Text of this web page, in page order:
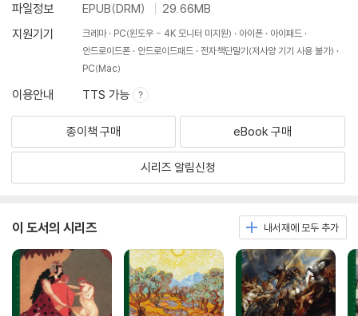
파일정보
EPUB(DRM)
29.66MB
지원기기
크레마 PC(윈도우 - 4K 모니터 미지원) 아이폰
아이패드
안드로이드폰
안드로이드패드
전자책단말기(저사양 기기 사용 불가)
PC(Mac)
이용안내 TTS 가능
종이책 구매 eBook 구매
시리즈 알림신청
이 도서의 시리즈 내서재에 모두 추가